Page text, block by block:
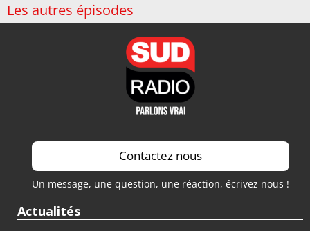
Les autres épisodes
Contactez nous
Un message, une question, une réaction, écrivez nous !
Actualités